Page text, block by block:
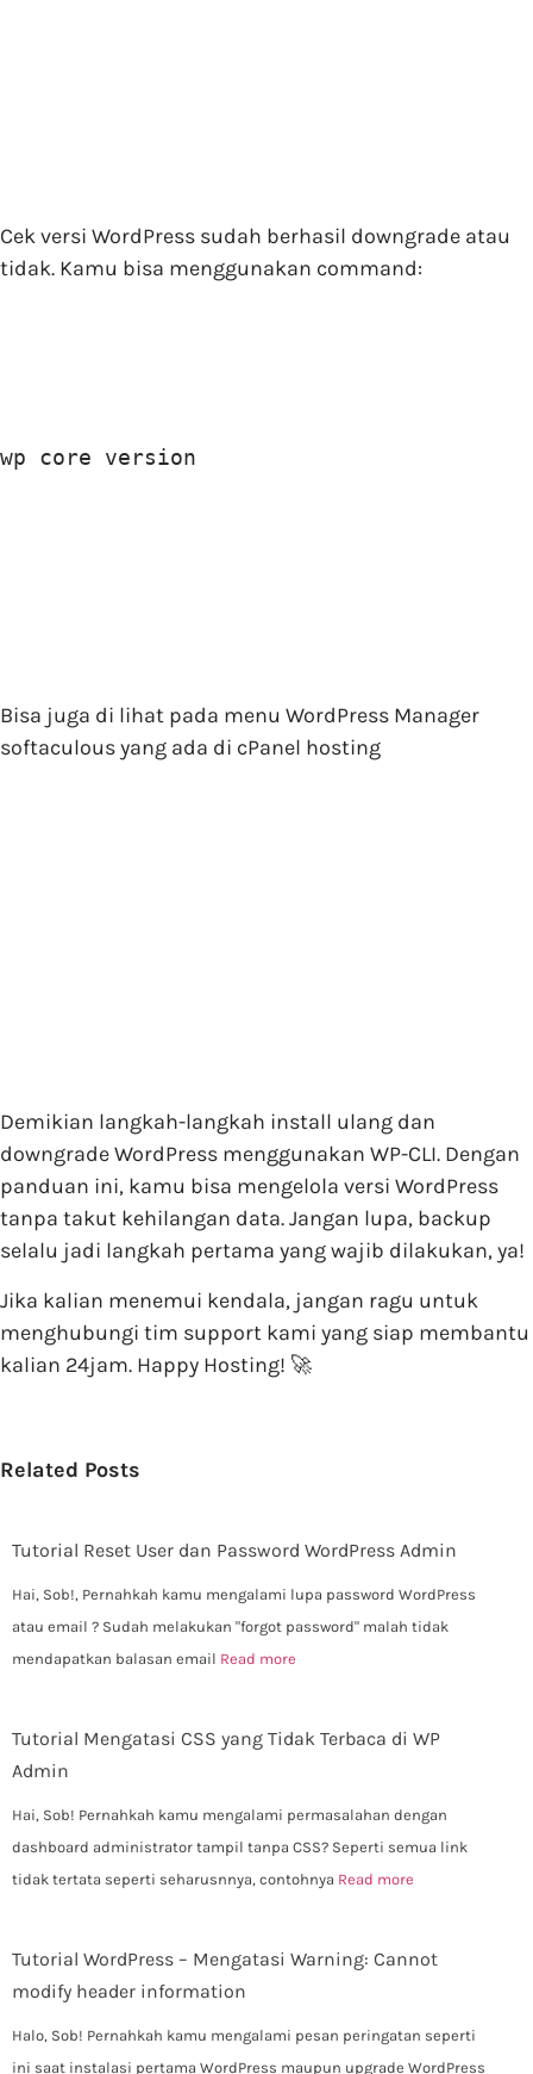
Cek versi WordPress sudah berhasil downgrade atau
tidak. Kamu bisa menggunakan command:
wp core version
Bisa juga di lihat pada menu WordPress Manager
softaculous yang ada di cPanel hosting
Demikian langkah-langkah install ulang dan
downgrade WordPress menggunakan WP-CLI. Dengan
panduan ini, kamu bisa mengelola versi WordPress
tanpa takut kehilangan data. Jangan lupa, backup
selalu jadi langkah pertama yang wajib dilakukan, ya!
Jika kalian menemui kendala, jangan ragu untuk
menghubungi tim support kami yang siap membantu
kalian 24jam. Happy Hosting! 🚀
Related Posts
Tutorial Reset User dan Password WordPress Admin
Hai, Sob!, Pernahkah kamu mengalami lupa password WordPress
atau email ? Sudah melakukan "forgot password" malah tidak
mendapatkan balasan email Read more
Tutorial Mengatasi CSS yang Tidak Terbaca di WP
Admin
Hai, Sob! Pernahkah kamu mengalami permasalahan dengan
dashboard administrator tampil tanpa CSS? Seperti semua link
tidak tertata seperti seharusnnya, contohnya Read more
Tutorial WordPress – Mengatasi Warning: Cannot
modify header information
Halo, Sob! Pernahkah kamu mengalami pesan peringatan seperti
ini saat instalasi pertama WordPress maupun upgrade WordPress